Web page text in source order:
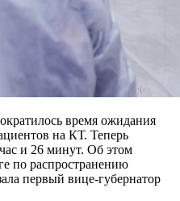
время ожидания
на КТ. Теперь
и 26 минут. Об этом
по распространению
первый вице-губернатор